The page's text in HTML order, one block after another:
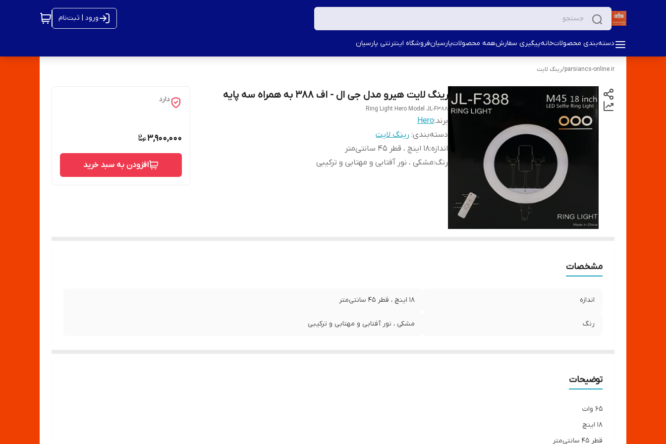
ورود | ثبت‌نام
دسته‌بندی محصولاتخانهپیگیری سفارشهمه محصولاتپارسیانفروشگاه اینترنتی پارسیان
parsiancs-online.ir
/رینگ لایت
رینگ لایت هیرو مدل جی ال - اف ٣٨٨ به همراه سه پایه
Ring Light Hero Model JL-F388
برند:Hero
دسته‌بندی: رینگ لایت
اندازه:١٨ اینچ ، قطر ۴۵ سانتی‌متر
رنگ:مشکی ، نور آفتابی و مهتابی و ترکیبی
دارد
3,900,000
افزودن به سبد خرید
مشخصات
اندازه ١٨ اینچ ، قطر ۴۵ سانتی‌متر
رنگ مشکی ، نور آفتابی و مهتابی و ترکیبی
توضیحات
۶۵ وات
١٨ اینچ
قطر ۴۵ سانتی‌متر